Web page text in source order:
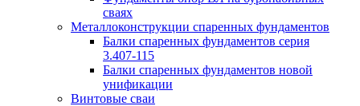
сваях
Металлоконструкции спаренных фундаментов
Балки спаренных фундаментов серия
3.407-115
Балки спаренных фундаментов новой
унификации
Винтовые сваи